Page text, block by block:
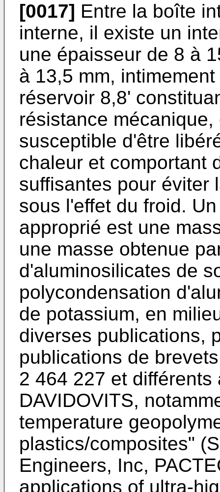
[0017] Entre la boîte
interne, il existe un
une épaisseur de 8 à
à 13,5 mm,
réservoir 8,8'
résistance
susceptible d'être
chaleur et comportant
suffisantes pour éviter
sous l'effet du froid.
approprié est une
une masse obtenue
d'aluminosilicates de
polycondensation
de potassium, en
diverses publications,
publications de
2 464 227 et différents
DAVIDOVITS,
temperature
plastics/composites"
Engineers, Inc,
applications of ultra-